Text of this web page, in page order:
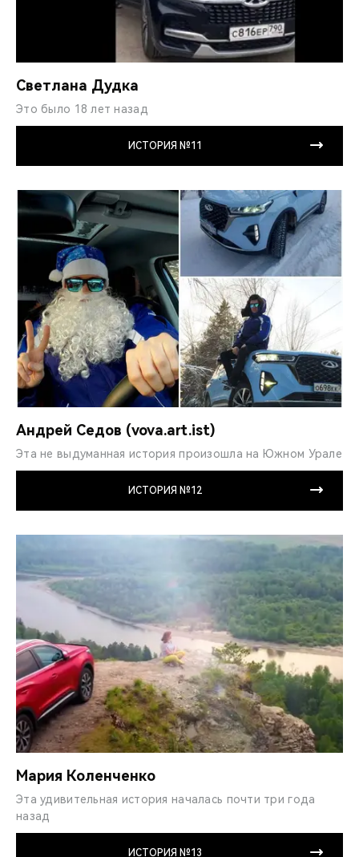
Светлана Дудка
Это было 18 лет назад
ИСТОРИЯ №11
Андрей Седов (vova.art.ist)
Эта не выдуманная ис­тория произошла на Южном Урале
ИСТОРИЯ №12
Мария Коленченко
Эта удивительная история началась почти три года
назад
ИСТОРИЯ №13